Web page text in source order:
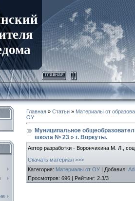
главная
Главная » Статьи » Материалы от
ОУ
Муниципальное
школа № 23 » г. Воркуты.
Автор разработки - Ворончихина М. Л.,
Скачать материал >>>
Категория: Материалы от ОУ | Добавил:
Просмотров: 696 | Рейтинг: 2.3/3